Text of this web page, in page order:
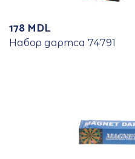
178 MDL
Набор дартса 74791